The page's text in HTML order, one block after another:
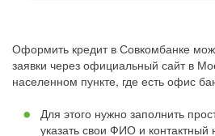
Оформить кредит в Совкомбанке
заявки через официальный сайт в
населенном пункте, где есть офис
Для этого нужно заполнить
указать свои ФИО и